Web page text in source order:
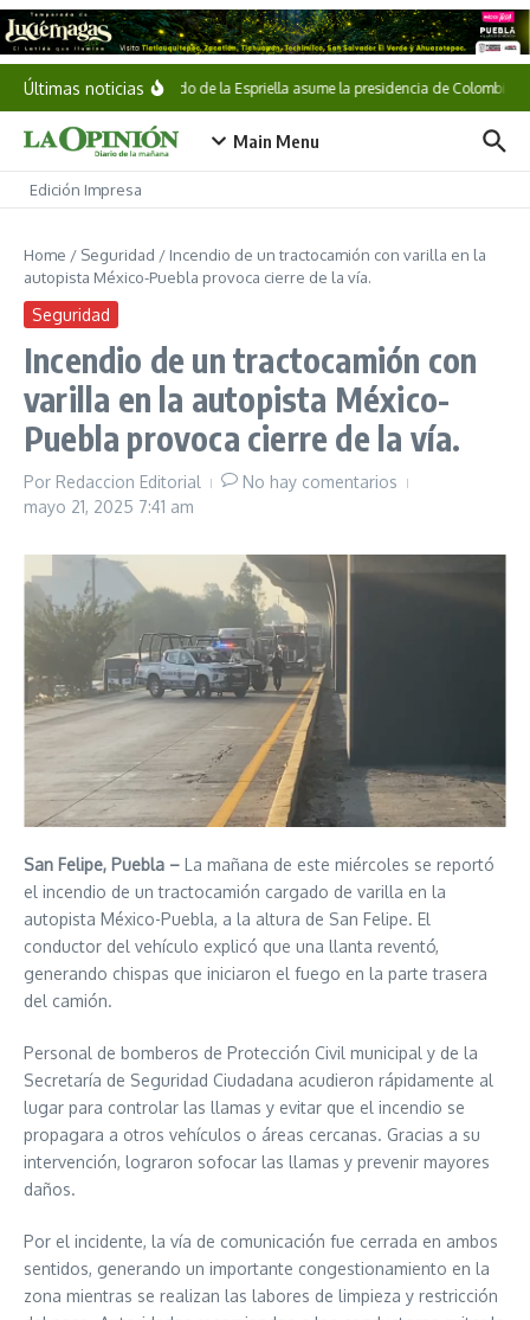
Saltar al contenido
Últimas noticiasAbelardo de la Espriella asume la presidencia de Colombia
Main Menu
Edición Impresa
Home / Seguridad / Incendio de un tractocamión con varilla en la
autopista México-Puebla provoca cierre de la vía.
Seguridad
Incendio de un tractocamión con
varilla en la autopista México-
Puebla provoca cierre de la vía.
Por Redaccion Editorial
No hay comentarios
mayo 21, 2025 7:41 am
San Felipe, Puebla – La mañana de este miércoles se reportó
el incendio de un tractocamión cargado de varilla en la
autopista México-Puebla, a la altura de San Felipe. El
conductor del vehículo explicó que una llanta reventó,
generando chispas que iniciaron el fuego en la parte trasera
del camión.
Personal de bomberos de Protección Civil municipal y de la
Secretaría de Seguridad Ciudadana acudieron rápidamente al
lugar para controlar las llamas y evitar que el incendio se
propagara a otros vehículos o áreas cercanas. Gracias a su
intervención, lograron sofocar las llamas y prevenir mayores
daños.
Por el incidente, la vía de comunicación fue cerrada en ambos
sentidos, generando un importante congestionamiento en la
zona mientras se realizan las labores de limpieza y restricción